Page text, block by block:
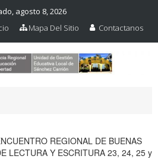
agosto 8, 2026
Mapa Del Sitio Contactanos
REGIONAL DE BUENAS
LECTURA Y ESCRITURA 23, 24, 25 y